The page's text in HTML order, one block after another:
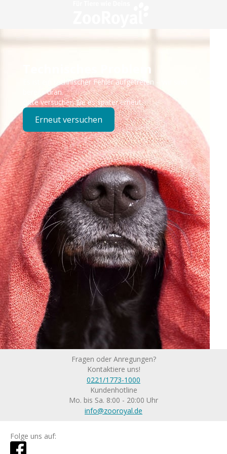
Technisches Problem
Es ist ein technischer Fehler aufgetreten – wir sind
bereits dran.
Bitte versuchen Sie es später erneut.
Erneut versuchen
Fragen oder Anregungen?
Kontaktiere uns!
0221/1773-1000
Kundenhotline
Mo. bis Sa. 8:00 - 20:00 Uhr
info@zooroyal.de
Folge uns auf: